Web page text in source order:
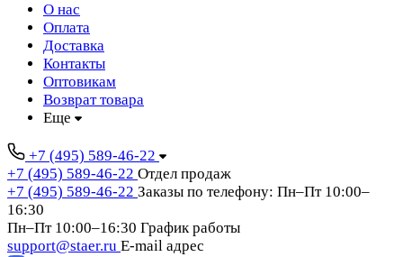
О нас
Оплата
Доставка
Контакты
Оптовикам
Возврат товара
Еще
+7 (495) 589-46-22
+7 (495) 589-46-22 Отдел продаж
+7 (495) 589-46-22 Заказы по телефону: Пн–Пт 10:00–
16:30
Пн–Пт 10:00–16:30 График работы
support@staer.ru E-mail адрес